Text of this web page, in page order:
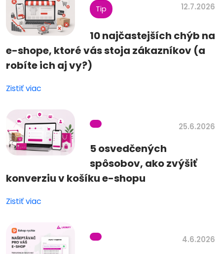
Tip 12.7.2026
10 najčastejších chýb na
e-shope, ktoré vás stoja zákazníkov (a
robíte ich aj vy?)
Zistiť viac
25.6.2026
5 osvedčených
spôsobov, ako zvýšiť
konverziu v košíku e-shopu
Zistiť viac
4.6.2026